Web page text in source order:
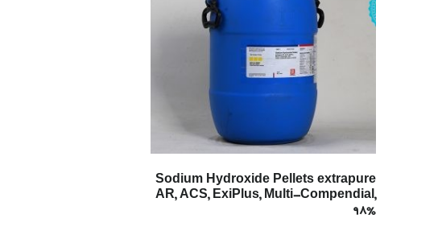
Sodium Hydroxide Pellets extrapure
AR, ACS, ExiPlus, Multi-Compendial,
98%